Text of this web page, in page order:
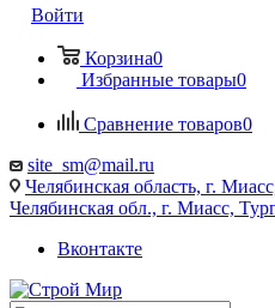
Войти
Корзина0
Избранные товары0
Сравнение товаров0
site_sm@mail.ru
Челябинская область, г.
Челябинская обл., г. Миасс,
Вконтакте